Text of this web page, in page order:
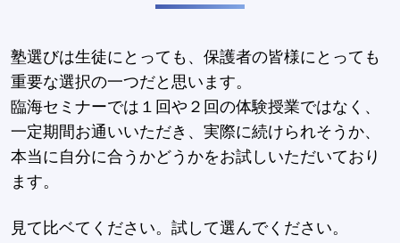
塾選びは生徒にとっても、保護者の皆様にとっても
重要な選択の一つだと思います。
臨海セミナーでは１回や２回の体験授業ではなく、
一定期間お通いいただき、実際に続けられそうか、
本当に自分に合うかどうかをお試しいただいており
ます。
見て比ベてください。試して選んでください。